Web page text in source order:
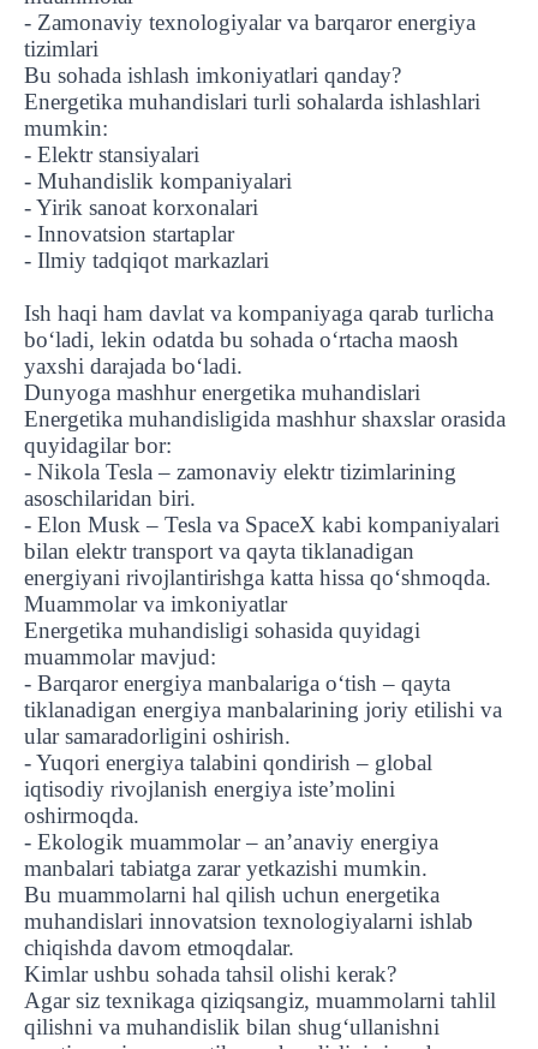
- Zamonaviy texnologiyalar va barqaror energiya
tizimlari
Bu sohada ishlash imkoniyatlari qanday?
Energetika muhandislari turli sohalarda ishlashlari
mumkin:
- Elektr stansiyalari
- Muhandislik kompaniyalari
- Yirik sanoat korxonalari
- Innovatsion startaplar
- Ilmiy tadqiqot markazlari
Ish haqi ham davlat va kompaniyaga qarab turlicha
bo‘ladi, lekin odatda bu sohada o‘rtacha maosh
yaxshi darajada bo‘ladi.
Dunyoga mashhur energetika muhandislari
Energetika muhandisligida mashhur shaxslar orasida
quyidagilar bor:
- Nikola Tesla – zamonaviy elektr tizimlarining
asoschilaridan biri.
- Elon Musk – Tesla va SpaceX kabi kompaniyalari
bilan elektr transport va qayta tiklanadigan
energiyani rivojlantirishga katta hissa qo‘shmoqda.
Muammolar va imkoniyatlar
Energetika muhandisligi sohasida quyidagi
muammolar mavjud:
- Barqaror energiya manbalariga o‘tish – qayta
tiklanadigan energiya manbalarining joriy etilishi va
ular samaradorligini oshirish.
- Yuqori energiya talabini qondirish – global
iqtisodiy rivojlanish energiya iste’molini
oshirmoqda.
- Ekologik muammolar – an’anaviy energiya
manbalari tabiatga zarar yetkazishi mumkin.
Bu muammolarni hal qilish uchun energetika
muhandislari innovatsion texnologiyalarni ishlab
chiqishda davom etmoqdalar.
Kimlar ushbu sohada tahsil olishi kerak?
Agar siz texnikaga qiziqsangiz, muammolarni tahlil
qilishni va muhandislik bilan shug‘ullanishni